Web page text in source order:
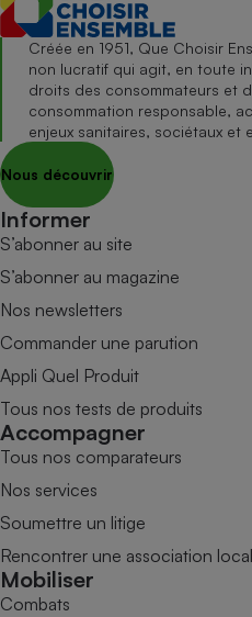
Créée en 1951, Que Choisir
non lucratif qui agit, en toute
droits des consommateurs et
consommation responsable,
enjeux sanitaires, sociétaux et
Nous découvrir
Informer
S’abonner au site
S’abonner au magazine
Nos newsletters
Commander une parution
Appli Quel Produit
Tous nos tests de produits
Accompagner
Tous nos comparateurs
Nos services
Soumettre un litige
Rencontrer une association
Mobiliser
Combats